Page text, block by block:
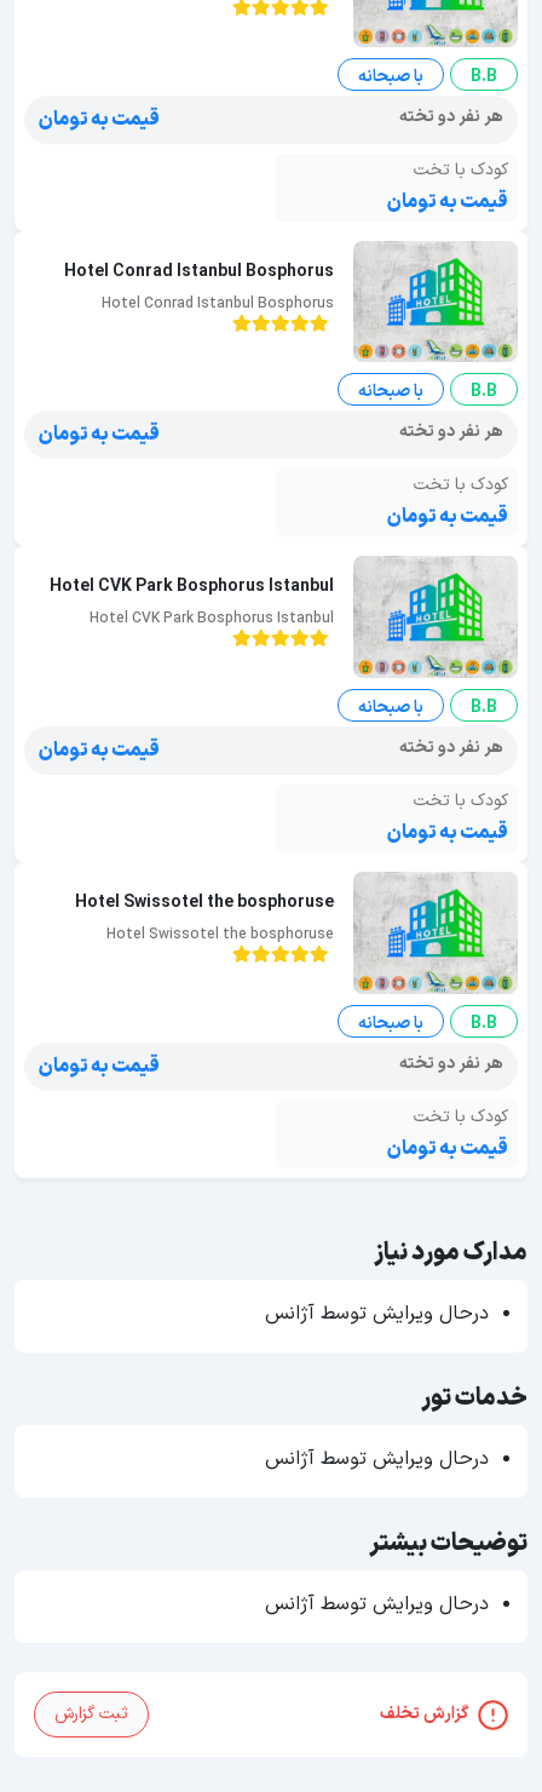
B.B
با صبحانه
هر نفر دو تخته
قیمت به تومان
کودک با تخت
قیمت به تومان
Hotel Conrad Istanbul Bosphorus
Hotel Conrad Istanbul Bosphorus
B.B
با صبحانه
هر نفر دو تخته
قیمت به تومان
کودک با تخت
قیمت به تومان
Hotel CVK Park Bosphorus Istanbul
Hotel CVK Park Bosphorus Istanbul
B.B
با صبحانه
هر نفر دو تخته
قیمت به تومان
کودک با تخت
قیمت به تومان
Hotel Swissotel the bosphoruse
Hotel Swissotel the bosphoruse
B.B
با صبحانه
هر نفر دو تخته
قیمت به تومان
کودک با تخت
قیمت به تومان
مدارک مورد نیاز
درحال ویرایش توسط آژانس
خدمات تور
درحال ویرایش توسط آژانس
توضیحات بیشتر
درحال ویرایش توسط آژانس
گزارش تخلف ثبت گزارش